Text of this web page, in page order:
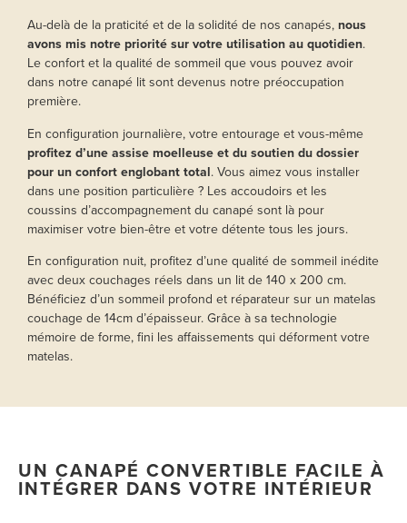
Au-delà de la praticité et de la solidité de nos canapés,nous
avons mis notre priorité sur votre utilisation au quotidien.
Le confort et la qualité de sommeil que vous pouvez avoir
dans notre canapé lit sont devenus notre préoccupation
première.
En configuration journalière, votre entourage et vous-même
profitez d’une assise moelleuse et du soutien du dossier
pour un confort englobant total. Vous aimez vous installer
dans une position particulière ? Les accoudoirs et les
coussins d’accompagnement du canapé sont là pour
maximiser votre bien-être et votre détente tous les jours.
En configuration nuit, profitez d’une qualité de sommeil inédite
avec deux couchages réels dans un lit de 140 x 200 cm.
Bénéficiez d’un sommeil profond et réparateur sur un matelas
couchage de 14cm d’épaisseur. Grâce à sa technologie
mémoire de forme, fini les affaissements qui déforment votre
matelas.
UN CANAPÉ CONVERTIBLE FACILE À
INTÉGRER DANS VOTRE INTÉRIEUR